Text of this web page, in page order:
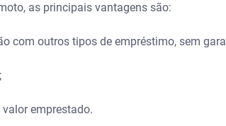
as principais vantagens são:
outros tipos de empréstimo, sem
emprestado.